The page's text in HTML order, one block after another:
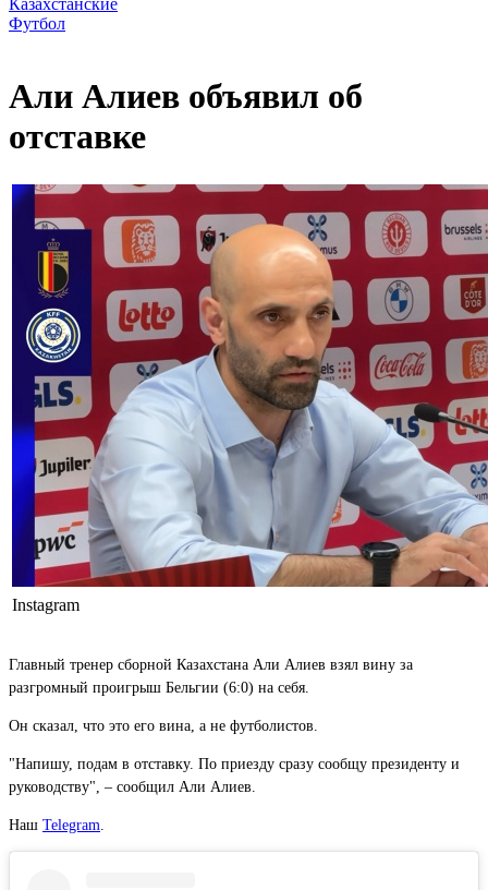
Казахстанские
Футбол
Али Алиев объявил об
отставке
Instagram
Главный тренер сборной Казахстана Али Алиев взял вину за
разгромный проигрыш Бельгии (6:0) на себя.
Он сказал, что это его вина, а не футболистов.
"Напишу, подам в отставку. По приезду сразу сообщу президенту и
руководству", – сообщил Али Алиев.
Наш Telegram